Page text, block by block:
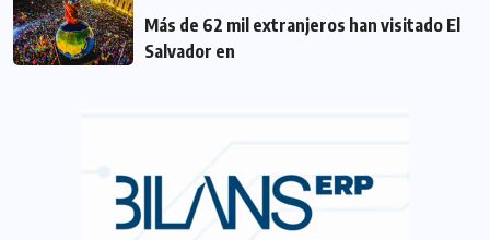
Más de 62 mil extranjeros han visitado El
Salvador en